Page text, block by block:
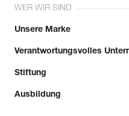
WER WIR SIND
Unsere Marke
Verantwortungsvolles
Stiftung
Ausbildung